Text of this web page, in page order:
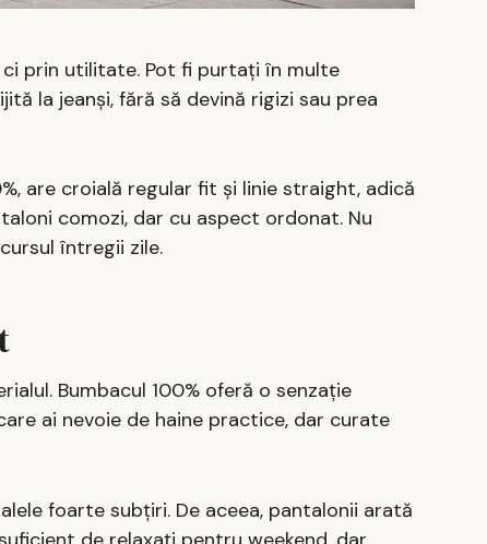
prin utilitate. Pot fi purtați în multe
la jeanși, fără să devină rigizi sau prea
are croială regular fit și linie straight, adică
comozi, dar cu aspect ordonat. Nu
întregii zile.
Bumbacul 100% oferă o senzație
ai nevoie de haine practice, dar curate
foarte subțiri. De aceea, pantalonii arată